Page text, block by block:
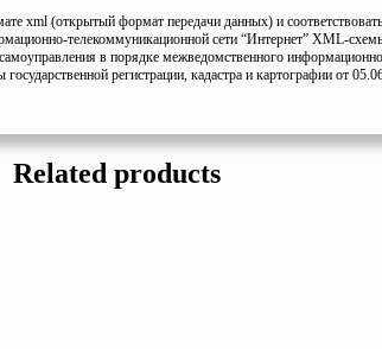
xml (открытый формат передачи данных) и
телекоммуникационной сети “Интернет” XML-
в порядке межведомственного
регистрации, кадастра и картографии от
Related products